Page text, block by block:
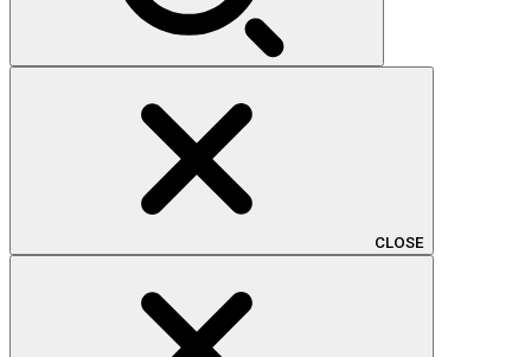
CLOSE